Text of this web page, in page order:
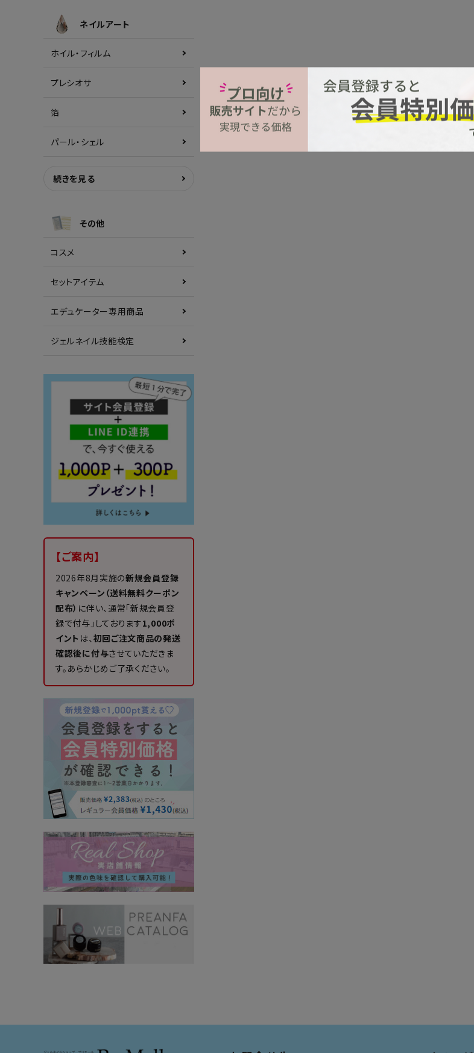
ネイルアート
ホイル・フィルム
プレシオサ
箔
パール・シェル
続きを見る
その他
コスメ
セットアイテム
エデュケーター専用商品
ジェルネイル技能検定
【ご案内】
2026年8月実施の新規会員登録
キャンペーン（送料無料クーポン
配布） に伴い、通常「新規会員登
録で付与」しております1,000ポ
イント は、初回ご注文商品の発送
確認後に付与させていただきま
す。あらかじめご了承ください。